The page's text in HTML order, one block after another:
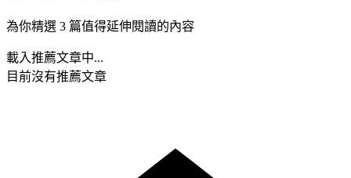
為你精選 3 篇值得延伸閱讀的內容
載入推薦文章中...
目前沒有推薦文章